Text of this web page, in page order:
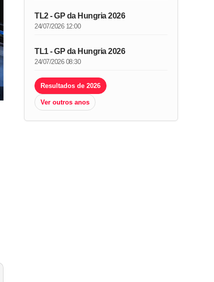
TL2 - GP da Hungria 2026
24/07/2026 12:00
TL1 - GP da Hungria 2026
24/07/2026 08:30
Resultados de 2026
Ver outros anos